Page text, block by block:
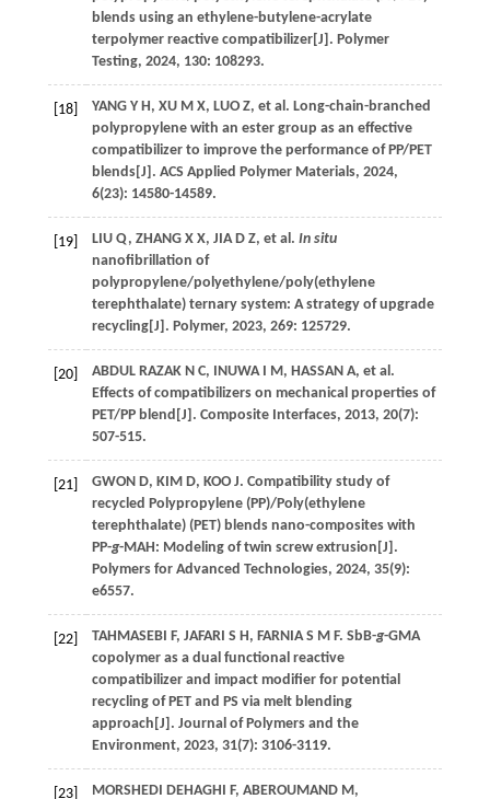
blends using an ethylene-butylene-acrylate
terpolymer reactive compatibilizer[J]. Polymer
Testing, 2024, 130: 108293.
[18] YANG Y H, XU M X, LUO Z, et al. Long-chain-branched
polypropylene with an ester group as an effective
compatibilizer to improve the performance of PP/PET
blends[J]. ACS Applied Polymer Materials, 2024,
6(23): 14580-14589.
[19] LIU Q, ZHANG X X, JIA D Z, et al. In situ
nanofibrillation of
polypropylene/polyethylene/poly(ethylene
terephthalate) ternary system: A strategy of upgrade
recycling[J]. Polymer, 2023, 269: 125729.
[20] ABDUL RAZAK N C, INUWA I M, HASSAN A, et al.
Effects of compatibilizers on mechanical properties of
PET/PP blend[J]. Composite Interfaces, 2013, 20(7):
507-515.
[21] GWON D, KIM D, KOO J. Compatibility study of
recycled Polypropylene (PP)/Poly(ethylene
terephthalate) (PET) blends nano-composites with
PP-g-MAH: Modeling of twin screw extrusion[J].
Polymers for Advanced Technologies, 2024, 35(9):
e6557.
[22] TAHMASEBI F, JAFARI S H, FARNIA S M F. SbB-g-GMA
copolymer as a dual functional reactive
compatibilizer and impact modifier for potential
recycling of PET and PS via melt blending
approach[J]. Journal of Polymers and the
Environment, 2023, 31(7): 3106-3119.
[23] MORSHEDI DEHAGHI F, ABEROUMAND M,